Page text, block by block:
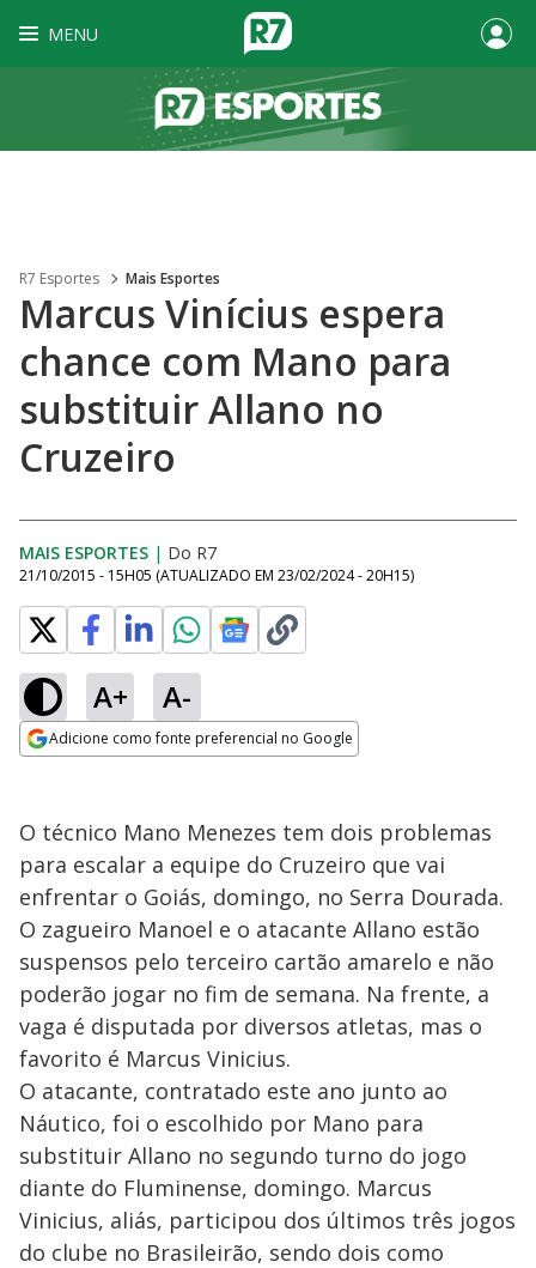
MENU
R7 Esportes Mais Esportes
Marcus Vinícius espera
chance com Mano para
substituir Allano no
Cruzeiro
MAIS ESPORTES | Do R7
21/10/2015 - 15H05 (ATUALIZADO EM 23/02/2024 - 20H15)
A+ A-
Adicione como fonte preferencial no Google
O técnico Mano Menezes tem dois problemas
para escalar a equipe do Cruzeiro que vai
enfrentar o Goiás, domingo, no Serra Dourada.
O zagueiro Manoel e o atacante Allano estão
suspensos pelo terceiro cartão amarelo e não
poderão jogar no fim de semana. Na frente, a
vaga é disputada por diversos atletas, mas o
favorito é Marcus Vinicius.
O atacante, contratado este ano junto ao
Náutico, foi o escolhido por Mano para
substituir Allano no segundo turno do jogo
diante do Fluminense, domingo. Marcus
Vinicius, aliás, participou dos últimos três jogos
do clube no Brasileirão, sendo dois como